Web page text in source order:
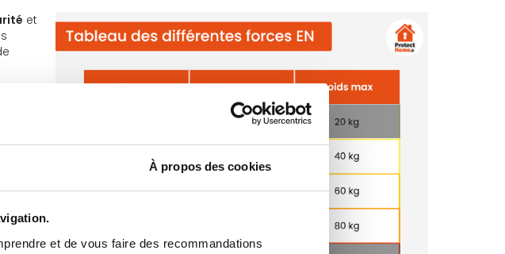
À propos des cookies
et de vous faire des recommandations
et
aux